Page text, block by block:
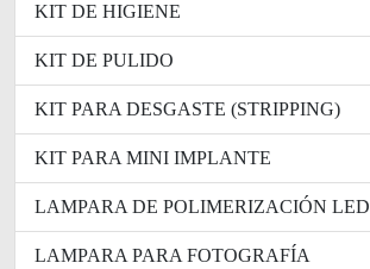
KIT DE HIGIENE
KIT DE PULIDO
KIT PARA DESGASTE (STRIPPING)
KIT PARA MINI IMPLANTE
LAMPARA DE POLIMERIZACIÓN LED
LAMPARA PARA FOTOGRAFÍA